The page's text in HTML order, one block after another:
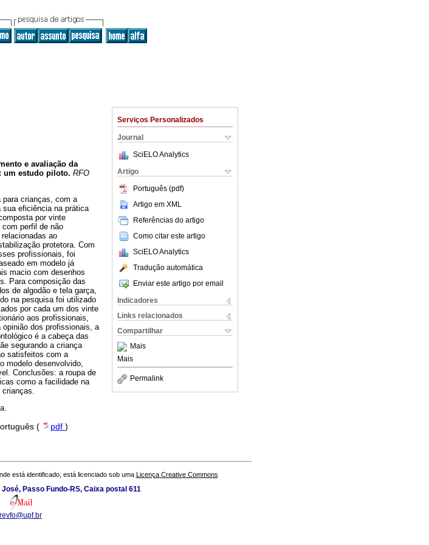
Serviços Personalizados
Journal
SciELO Analytics
Artigo
Português (pdf)
Artigo em XML
Referências do artigo
Como citar este artigo
SciELO Analytics
Tradução automática
Enviar este artigo por email
Indicadores
Links relacionados
Compartilhar
Mais
Mais
Permalink
e avaliação da
um estudo piloto. RFO
para crianças, com a
sua eficiência na prática
por vinte
perfil de não
ao
protetora. Com
profissionais, foi
em modelo já
macio com desenhos
Para composição das
de algodão e tela garça,
na pesquisa foi utilizado
por cada um dos vinte
aos profissionais,
dos profissionais, a
é a cabeça das
segurando a criança
satisfeitos com a
modelo desenvolvido,
Conclusões: a roupa de
como a facilidade na
crianças.
( pdf )
está identificado, está licenciado sob uma Licença Creative Commons
Passo Fundo-RS, Caixa postal 611
revfo@upf.br